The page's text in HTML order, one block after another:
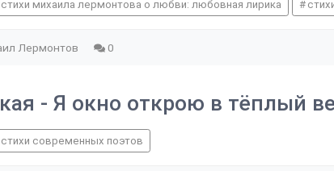
стихи михаила лермонтова о любви: любовная лирика
Лермонтов 0
- Я окно открою в тёплый
стихи современных поэтов